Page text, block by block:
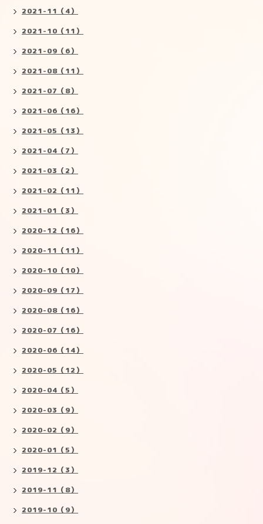
2021-11（4）
2021-10（11）
2021-09（6）
2021-08（11）
2021-07（8）
2021-06（16）
2021-05（13）
2021-04（7）
2021-03（2）
2021-02（11）
2021-01（3）
2020-12（16）
2020-11（11）
2020-10（10）
2020-09（17）
2020-08（16）
2020-07（16）
2020-06（14）
2020-05（12）
2020-04（5）
2020-03（9）
2020-02（9）
2020-01（5）
2019-12（3）
2019-11（8）
2019-10（9）